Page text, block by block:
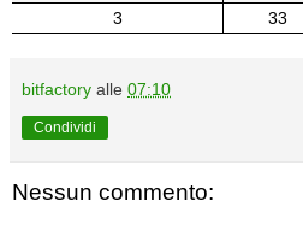
3
33
bitfactory alle 07:10
Condividi
Nessun commento: